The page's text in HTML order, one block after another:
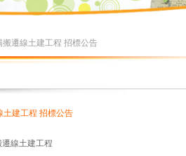
遷線土建工程 招標公告
土建工程 招標公告
線土建工程